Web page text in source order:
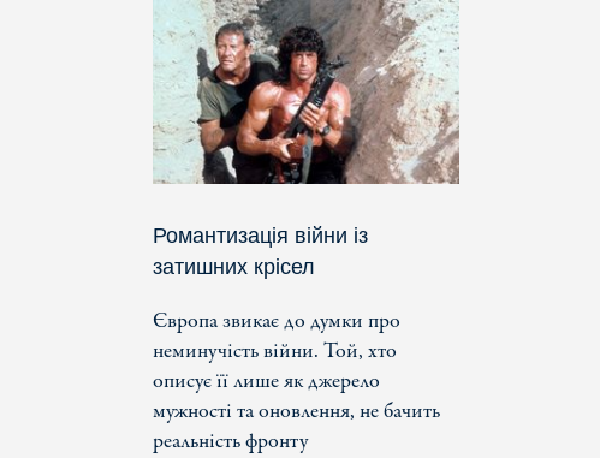
Романтизація війни із
затишних крісел
Європа звикає до думки про
неминучість війни. Той, хто
описує її лише як джерело
мужності та оновлення, не бачить
реальність фронту